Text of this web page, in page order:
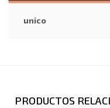
unico
PRODUCTOS